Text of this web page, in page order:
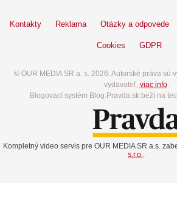
Kontakty Reklama Otázky a odpovede
Cookies GDPR
© OUR MEDIA SR a. s. 2026. Autorské práva sú
vydavateľ, viac info.
Blogovací systém Blog.Pravda.sk beží na
Kompletný video servis pre OUR MEDIA SR a.s.
s.r.o.